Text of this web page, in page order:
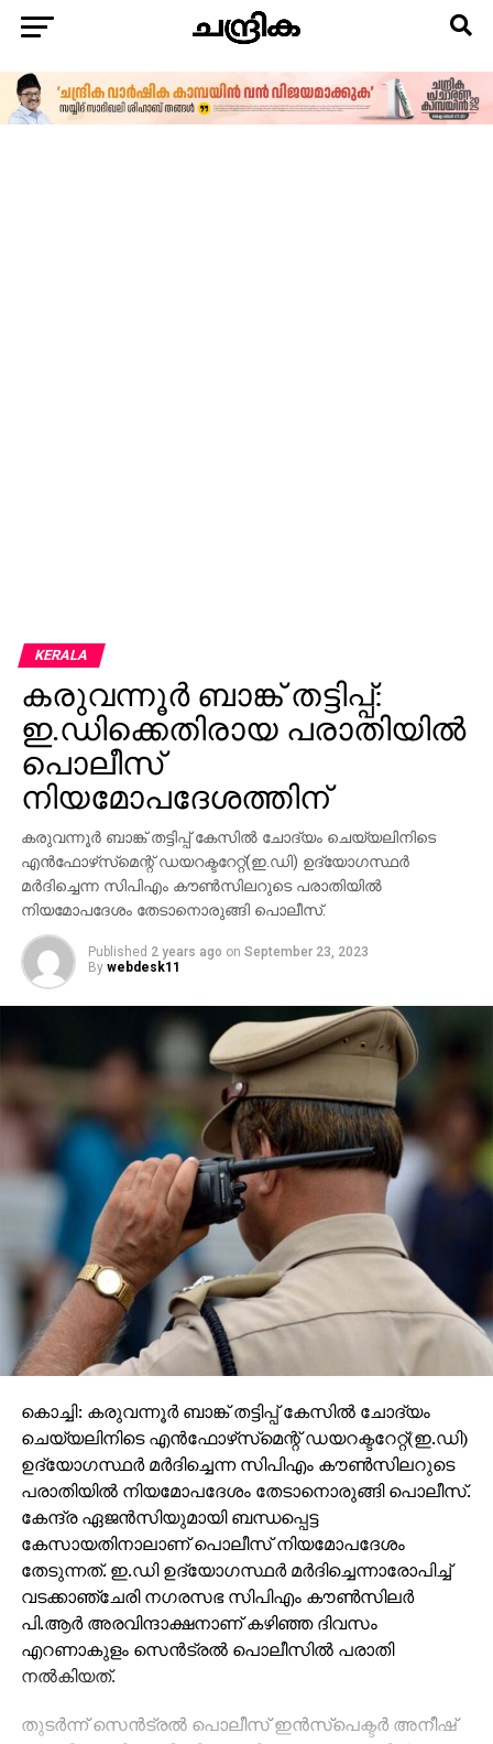
KERALA
കരുവന്നൂര്‍ ബാങ്ക് തട്ടിപ്പ്:
ഇ.ഡിക്കെതിരായ പരാതിയില്‍
പൊലീസ്
നിയമോപദേശത്തിന്
കരുവന്നൂര്‍ ബാങ്ക് തട്ടിപ്പ് കേസില്‍ ചോദ്യം ചെയ്യലിനിടെ
എന്‍ഫോഴ്‌സ്‌മെന്റ് ഡയറക്ടറേറ്റ്(ഇ.ഡി) ഉദ്യോഗസ്ഥര്‍
മര്‍ദിച്ചെന്ന സിപിഎം കൗണ്‍സിലറുടെ പരാതിയില്‍
നിയമോപദേശം തേടാനൊരുങ്ങി പൊലീസ്.
Published 2 years ago on September 23, 2023
By webdesk11
കൊച്ചി: കരുവന്നൂര്‍ ബാങ്ക് തട്ടിപ്പ് കേസില്‍ ചോദ്യം
ചെയ്യലിനിടെ എന്‍ഫോഴ്‌സ്‌മെന്റ് ഡയറക്ടറേറ്റ്(ഇ.ഡി)
ഉദ്യോഗസ്ഥര്‍ മര്‍ദിച്ചെന്ന സിപിഎം കൗണ്‍സിലറുടെ
പരാതിയില്‍ നിയമോപദേശം തേടാനൊരുങ്ങി പൊലീസ്.
കേന്ദ്ര ഏജന്‍സിയുമായി ബന്ധപ്പെട്ട
കേസായതിനാലാണ് പൊലീസ് നിയമോപദേശം
തേടുന്നത്. ഇ.ഡി ഉദ്യോഗസ്ഥര്‍ മര്‍ദിച്ചെന്നാരോപിച്ച്
വടക്കാഞ്ചേരി നഗരസഭ സിപിഎം കൗണ്‍സിലര്‍
പി.ആര്‍ അരവിന്ദാക്ഷനാണ് കഴിഞ്ഞ ദിവസം
എറണാകുളം സെന്‍ട്രല്‍ പൊലീസില്‍ പരാതി
നല്‍കിയത്.
തുടര്‍ന്ന് സെന്‍ട്രല്‍ പൊലീസ് ഇന്‍സ്‌പെക്ടര്‍ അനീഷ്